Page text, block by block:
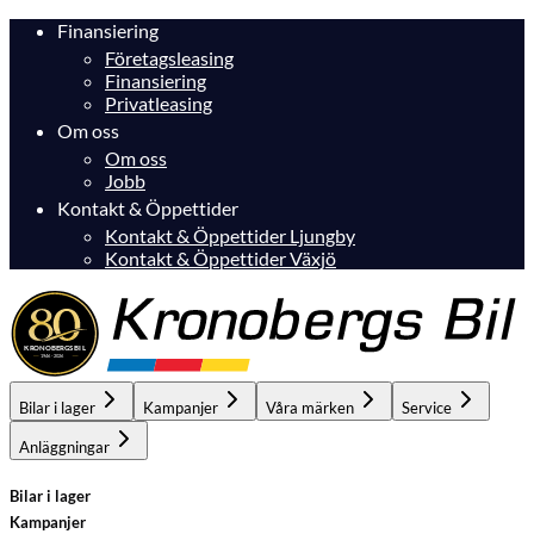
Finansiering
Företagsleasing
Finansiering
Privatleasing
Om oss
Om oss
Jobb
Kontakt & Öppettider
Kontakt & Öppettider Ljungby
Kontakt & Öppettider Växjö
Bilar i lager Kampanjer Våra märken Service
Anläggningar
Bilar i lager
Kampanjer